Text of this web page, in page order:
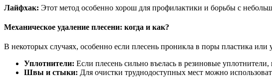
Лайфхак: Этот метод особенно хорош для профилактики и борьбы с
Механическое удаление плесени: когда и как?
В некоторых случаях, особенно если плесень проникла в поры пластика или
Уплотнители: Если плесень сильно въелась в резиновые
Швы и стыки: Для очистки труднодоступных мест можно